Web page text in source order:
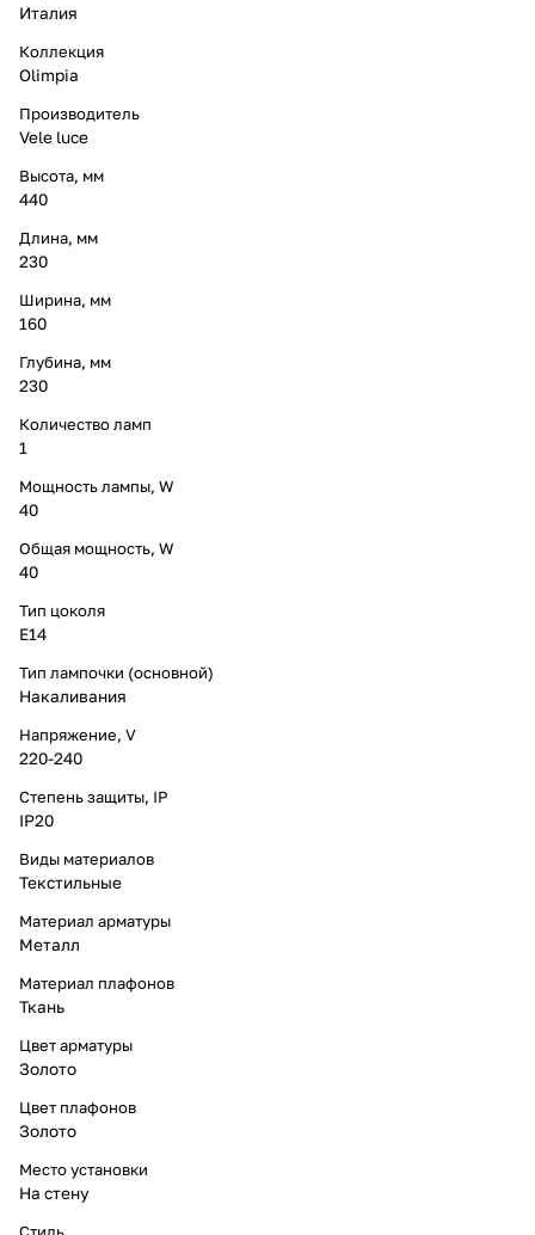
Италия
Коллекция
Olimpia
Производитель
Vele luce
Высота, мм
440
Длина, мм
230
Ширина, мм
160
Глубина, мм
230
Количество ламп
1
Мощность лампы, W
40
Общая мощность, W
40
Тип цоколя
E14
Тип лампочки (основной)
Накаливания
Напряжение, V
220-240
Степень защиты, IP
IP20
Виды материалов
Текстильные
Материал арматуры
Металл
Материал плафонов
Ткань
Цвет арматуры
Золото
Цвет плафонов
Золото
Место установки
На стену